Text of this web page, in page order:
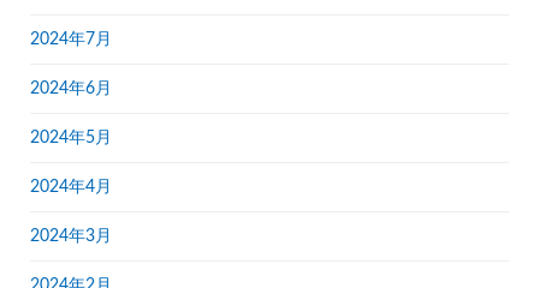
2024年7月
2024年6月
2024年5月
2024年4月
2024年3月